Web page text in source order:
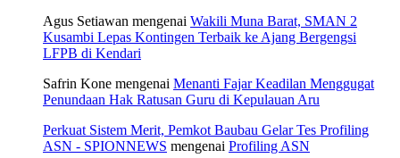
Agus Setiawan mengenai Wakili Muna Barat, SMAN 2
Kusambi Lepas Kontingen Terbaik ke Ajang Bergengsi
LFPB di Kendari
Safrin Kone mengenai Menanti Fajar Keadilan Menggugat
Penundaan Hak Ratusan Guru di Kepulauan Aru
Perkuat Sistem Merit, Pemkot Baubau Gelar Tes Profiling
ASN - SPIONNEWS mengenai Profiling ASN